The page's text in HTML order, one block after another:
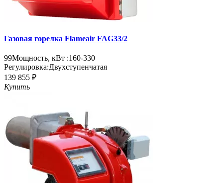
Газовая горелка Flameair FAG33/2
99Мощность, кВт :160-330
Регулировка:Двухступенчатая
139 855 ₽
Купить